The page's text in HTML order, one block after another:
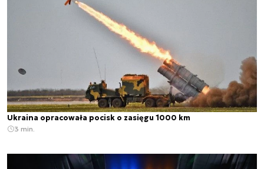
Ukraina opracowała pocisk o zasięgu 1000 km
3 min.